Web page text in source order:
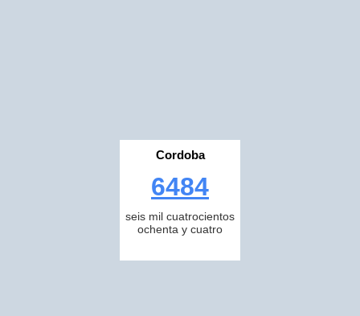
Cordoba
6484
seis mil cuatrocientos
ochenta y cuatro